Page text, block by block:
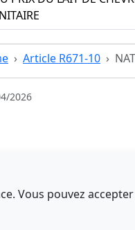
Article R671-10
2026
Vous pouvez